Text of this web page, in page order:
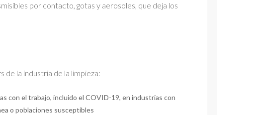
por contacto, gotas y aerosoles, que deja los
la industria de la limpieza:
con el trabajo, incluido el COVID-19, en industrias con
o poblaciones susceptibles